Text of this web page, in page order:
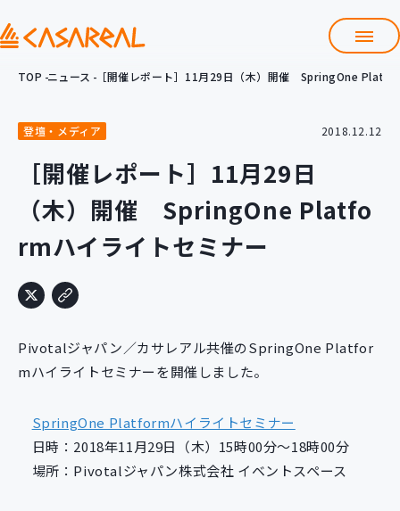
会社情報
サービス
プロダクト開発支援
クラウド導入支援 Git導入支援
システム構築支援
研修サービス
カスタマイズコース 教材購入
パッケージ開発
TOP ニュース ［開催レポート］11月29日（木）開催 SpringOne
登壇・メディア 2018.12.12
［開催レポート］11月29日
（木）開催 SpringOne Platfo
rmハイライトセミナー
Pivotalジャパン／カサレアル共催のSpringOne Platfor
mハイライトセミナーを開催しました。
SpringOne Platformハイライトセミナー
日時：2018年11月29日（木）15時00分～18時00分
場所：Pivotalジャパン株式会社 イベントスペース